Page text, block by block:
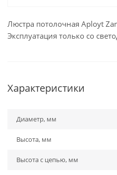
Люстра потолочная Aployt
Эксплуатация только со
Характеристики
Диаметр, мм
Высота, мм
Высота с цепью, мм